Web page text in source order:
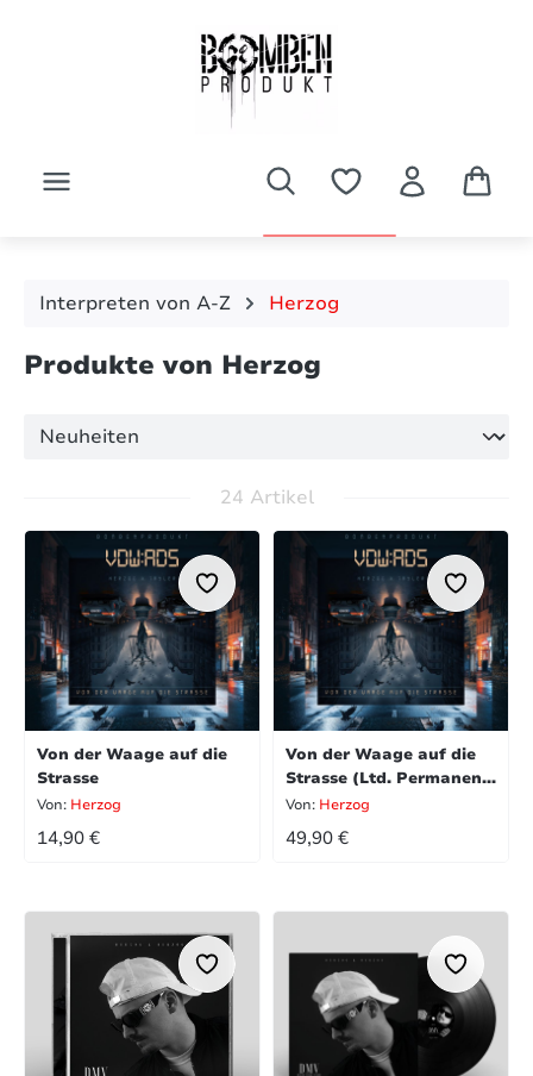
Zum Hauptinhalt springen
Interpreten von A-Z Herzog
Produkte von Herzog
24 Artikel
Von der Waage auf die
Strasse
Von: Herzog
REGULÄRER PREIS:
14,90 €
Von der Waage auf die
Strasse (Ltd. Permanent
Hustler Bundle)
Von: Herzog
REGULÄRER PREIS:
49,90 €